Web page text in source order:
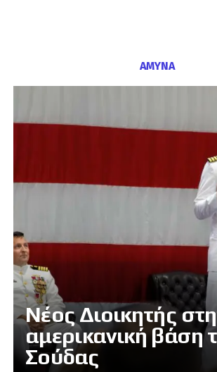
ΑΜΥΝΑ
Νέος Διοικητής
αμερικανική βάση
Σούδας